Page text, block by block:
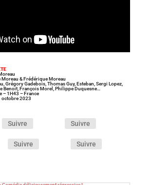
Moreau & Frédérique Moreau
Grégory Gadebois, Thomas Guy, Esteban, Sergi Lopez,
Benoit, François Morel, Philippe Duquesne…
– 1H43 – France
octobre 2023
Suivre Suivre
Suivre Suivre